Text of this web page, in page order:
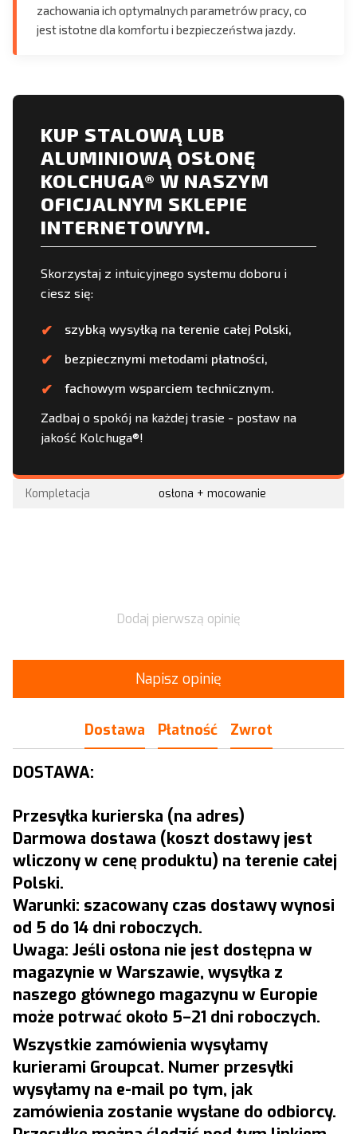
zachowania ich optymalnych parametrów pracy, co
jest istotne dla komfortu i bezpieczeństwa jazdy.
KUP STALOWĄ LUB
ALUMINIOWĄ OSŁONĘ
KOLCHUGA® W NASZYM
OFICJALNYM SKLEPIE
INTERNETOWYM.
Skorzystaj z intuicyjnego systemu doboru i
ciesz się:
szybką wysyłką na terenie całej Polski,
bezpiecznymi metodami płatności,
fachowym wsparciem technicznym.
Zadbaj o spokój na każdej trasie - postaw na
jakość Kolchuga®!
Kompletacja osłona + mocowanie
Dodaj pierwszą opinię
Napisz opinię
Dostawa Płatność Zwrot
DOSTAWA:
Przesyłka kurierska (na adres)
Darmowa dostawa (koszt dostawy jest
wliczony w cenę produktu) na terenie całej
Polski.
Warunki: szacowany czas dostawy wynosi
od 5 do 14 dni roboczych.
Uwaga: Jeśli osłona nie jest dostępna w
magazynie w Warszawie, wysyłka z
naszego głównego magazynu w Europie
może potrwać około 5–21 dni roboczych.
Wszystkie zamówienia wysyłamy
kurierami Groupcat. Numer przesyłki
wysyłamy na e-mail po tym, jak
zamówienia zostanie wysłane do odbiorcy.